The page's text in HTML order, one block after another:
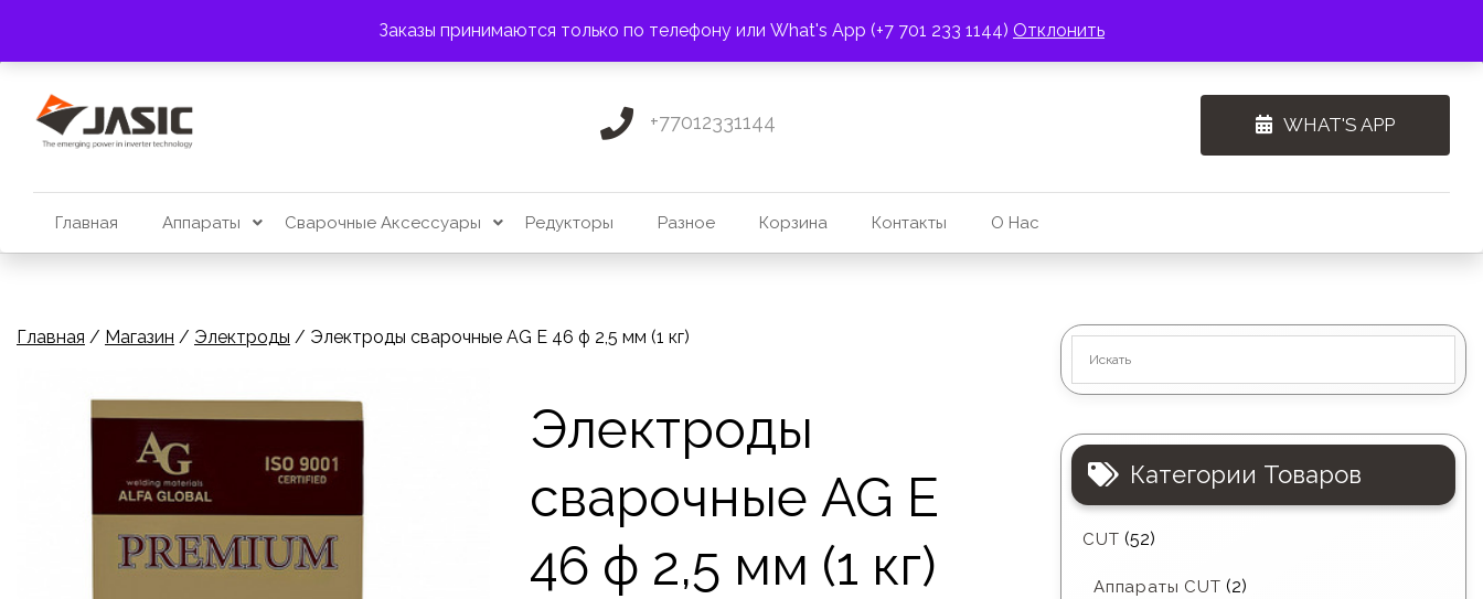
Заказы принимаются только по телефону или What's App (+7 701 233 1144) Отклонить
содержимому
ПОЧТА: 3275131@mail.ru
+77012331144 WHAT'S APP
Главная Аппараты Сварочные Аксессуары Редукторы Разное Корзина Контакты О Нас
Главная / Магазин / Электроды / Электроды сварочные AG E 46 ф 2,5 мм (1 кг)
Электроды
сварочные AG E
46 ф 2,5 мм (1 кг)
Категории Товаров
CUT (52)
Аппараты CUT (2)